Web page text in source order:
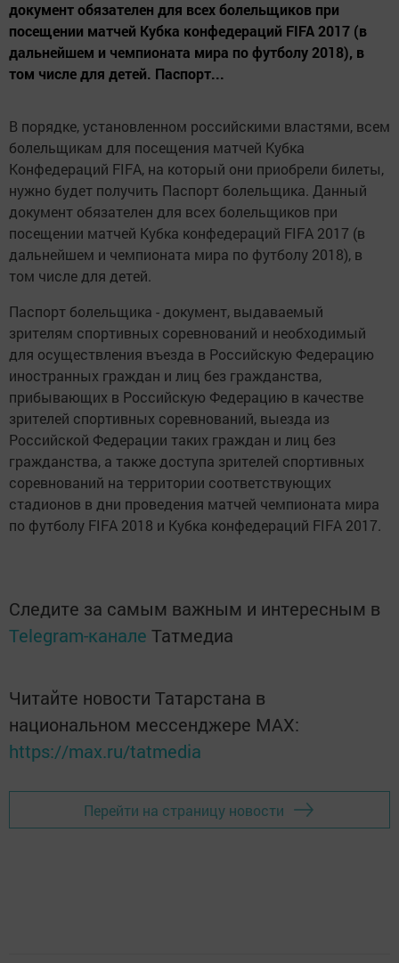
документ обязателен для всех болельщиков при
посещении матчей Кубка конфедераций FIFA 2017 (в
дальнейшем и чемпионата мира по футболу 2018), в
том числе для детей. Паспорт...
В порядке, установленном российскими властями, всем
болельщикам для посещения матчей Кубка
Конфедераций FIFA, на который они приобрели билеты,
нужно будет получить Паспорт болельщика. Данный
документ обязателен для всех болельщиков при
посещении матчей Кубка конфедераций FIFA 2017 (в
дальнейшем и чемпионата мира по футболу 2018), в
том числе для детей.
Паспорт болельщика - документ, выдаваемый
зрителям спортивных соревнований и необходимый
для осуществления въезда в Российскую Федерацию
иностранных граждан и лиц без гражданства,
прибывающих в Российскую Федерацию в качестве
зрителей спортивных соревнований, выезда из
Российской Федерации таких граждан и лиц без
гражданства, а также доступа зрителей спортивных
соревнований на территории соответствующих
стадионов в дни проведения матчей чемпионата мира
по футболу FIFA 2018 и Кубка конфедераций FIFA 2017.
Следите за самым важным и интересным в
Telegram-канале Татмедиа
Читайте новости Татарстана в
национальном мессенджере MАХ:
https://max.ru/tatmedia
Перейти на страницу новости